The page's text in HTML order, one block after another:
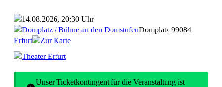
14.08.2026, 20:30 Uhr
Domplatz / Bühne an den DomstufenDomplatz 99084
Erfurt
Zur Karte
Theater Erfurt
Unser Ticketkontingent für die Veranstaltung ist